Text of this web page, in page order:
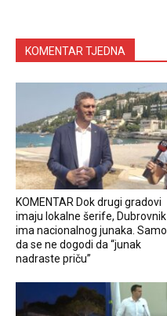
KOMENTAR TJEDNA
KOMENTAR Dok drugi gradovi
imaju lokalne šerife, Dubrovnik
ima nacionalnog junaka. Samo
da se ne dogodi da “junak
nadraste priču”